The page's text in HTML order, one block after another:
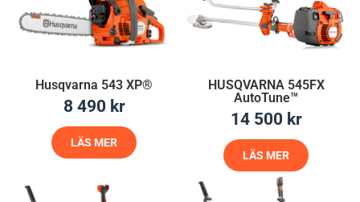
Husqvarna 543 XP®
8 490 kr
LÄS MER
HUSQVARNA 545FX
AutoTune™
14 500 kr
LÄS MER